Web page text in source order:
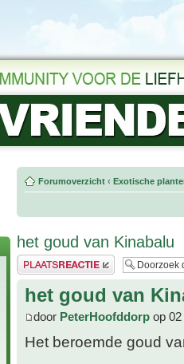
Forumoverzicht ‹ Exotische
het goud van Kinabalu
Plaats een reactie
het goud van
door PeterHoofddorp op
Het beroemde goud